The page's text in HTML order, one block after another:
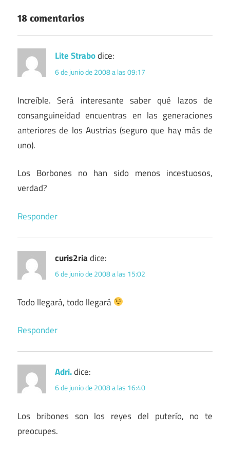
18 comentarios
Lite Strabodice:
6 de junio de 2008 a las 09:17
Increíble. Será interesante saber qué lazos de
consanguineidad encuentras en las generaciones
anteriores de los Austrias (seguro que hay más de
uno).
Los Borbones no han sido menos incestuosos,
verdad?
Responder
curis2riadice:
6 de junio de 2008 a las 15:02
Todo llegará, todo llegará
Responder
Adri.dice:
6 de junio de 2008 a las 16:40
Los bribones son los reyes del puterío, no te
preocupes.